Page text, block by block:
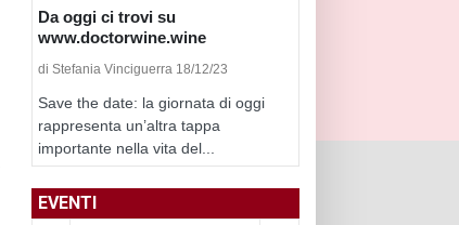
Da oggi ci trovi su
www.doctorwine.wine
di Stefania Vinciguerra 18/12/23
Save the date: la giornata di oggi
rappresenta un’altra tappa
importante nella vita del...
EVENTI